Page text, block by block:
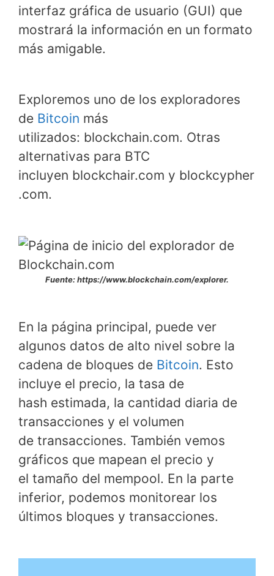
interfaz gráfica de usuario (GUI) que
mostrará la información en un formato
más amigable.
Exploremos uno de los exploradores
de Bitcoin más
utilizados: blockchain.com. Otras
alternativas para BTC
incluyen blockchair.com y blockcypher
.com.
Fuente: https://www.blockchain.com/explorer.
En la página principal, puede ver
algunos datos de alto nivel sobre la
cadena de bloques de Bitcoin. Esto
incluye el precio, la tasa de
hash estimada, la cantidad diaria de
transacciones y el volumen
de transacciones. También vemos
gráficos que mapean el precio y
el tamaño del mempool. En la parte
inferior, podemos monitorear los
últimos bloques y transacciones.